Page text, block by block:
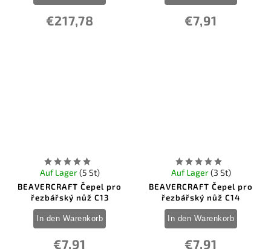
€217,78 €7,91
BEAVERCRAFT Čepel pro
řezbářský nůž C13
Auf Lager(5 St)
€7,91
In den Warenkorb
BEAVERCRAFT Čepel pro
řezbářský nůž C14
Auf Lager(3 St)
€7,91
In den Warenkorb